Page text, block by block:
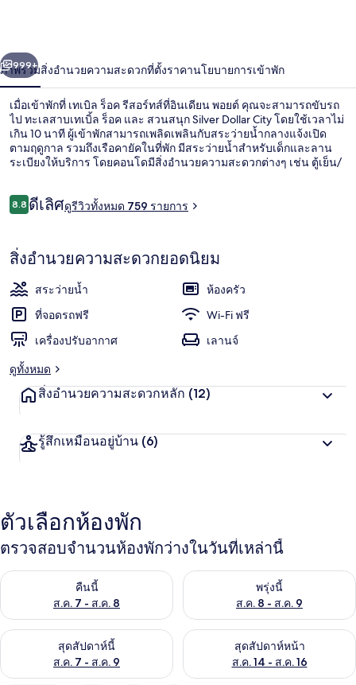
ที่
อิน
เดีย
น
พอ
า
ถัดไป
999+
ภาพรวมสิ่งอำนวยความสะดวกที่ตั้งราคานโยบายการเข้าพัก
เมื่อเข้าพักที่ เทเบิล ร็อค รีสอร์ทส์ที่อินเดียน พอยต์ คุณจะสามารถขับรถ
ไป ทะเลสาบเทเบิ้ล ร็อค และ สวนสนุก Silver Dollar City โดยใช้เวลาไม่
เกิน 10 นาที ผู้เข้าพักสามารถเพลิดเพลินกับสระว่ายน้ำกลางแจ้งเปิด
ตามฤดูกาล รวมถึงเรือคายัคในที่พัก มีสระว่ายน้ำสำหรับเด็กและลาน
ระเบียงให้บริการ โดยคอนโดมีสิ่งอำนวยความสะดวกต่างๆ เช่น ตู้เย็น/
รีวิว
8.88.8 จาก 10
ดีเลิศดูรีวิวทั้งหมด 759 รายการ
สิ่งอำนวยความสะดวกยอดนิยม
สระว่ายน้ำ
ห้องครัว
ที่จอดรถฟรี
Wi-Fi ฟรี
เครื่องปรับอากาศ
เลานจ์
ดูทั้งหมด
สิ่งอำนวยความสะดวกหลัก (12)
รู้สึกเหมือนอยู่บ้าน (6)
ตัวเลือกห้องพัก
ตรวจสอบจำนวนห้องพักว่างในวันที่เหล่านี้
คืนนี้
ส.ค. 7 - ส.ค. 8
ตรวจสอบจำนวนห้องพักว่างในคืนนี้ ส.ค. 7 - ส.ค. 8พรุ่งนี้
ส.ค. 8 - ส.ค. 9
ตรวจสอบจำนวนห้องพักว่างใน
สุดสัปดาห์นี้
ส.ค. 7 - ส.ค. 9
ตรวจสอบจำนวนห้องพักว่างในสุดสัปดาห์นี้ ส.ค. 7 - ส.ค. 9
สุดสัปดาห์หน้า
ส.ค. 14 - ส.ค. 16
ตรวจสอบจำนวนห้องพักว่างใน